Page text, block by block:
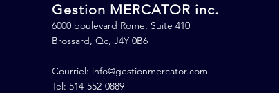
Gestion MERCATOR inc.
6000 boulevard Rome, Suite 410
Brossard, Qc, J4Y 0B6
Courriel: info@gestionmercator.com
Tel: 514-552-0889